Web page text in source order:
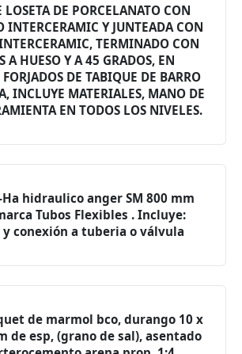
LOSETA DE PORCELANATO CON
INTERCERAMIC Y JUNTEADA CON
TERMINADO CON
A HUESO Y A 45 GRADOS, EN
FORJADOS DE TABIQUE DE BARRO
INCLUYE MATERIALES, MANO DE
EN TODOS LOS NIVELES.
Ha hidraulico anger SM 800 mm
Tubos Flexibles . Incluye:
conexión a tuberia o válvula
de marmol bco, durango 10 x
de esp, (grano de sal), asentado